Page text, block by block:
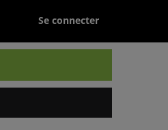
Se connecter